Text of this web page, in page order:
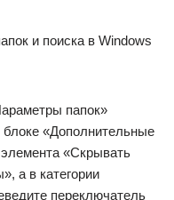
папок»
«Дополнительные
«Скрывать
а в категории
переключатель